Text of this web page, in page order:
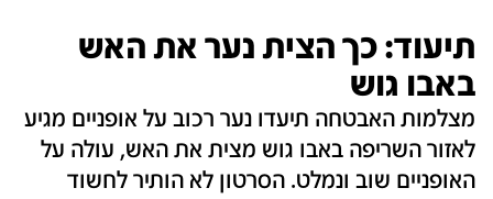
תיעוד: כך הצית נער את האש
באבו גוש
מצלמות האבטחה תיעדו נער רכוב על אופניים מגיע
לאזור השריפה באבו גוש מצית את האש, עולה על
האופניים שוב ונמלט. הסרטון לא הותיר לחשוד